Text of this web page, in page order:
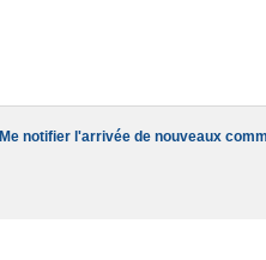
Me notifier l'arrivée de nouveaux